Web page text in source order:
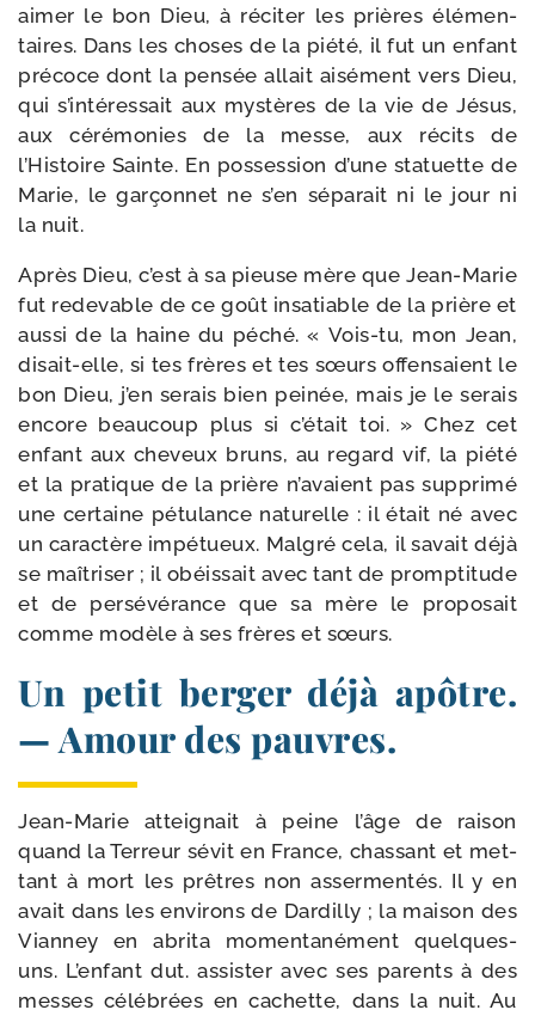
aimer le bon Dieu, à réci­ter les prières élé­men­
taires. Dans les choses de la pié­té, il fut un enfant
pré­coce dont la pen­sée allait aisé­ment vers Dieu,
qui s’intéressait aux mys­tères de la vie de Jésus,
aux céré­mo­nies de la messe, aux récits de
l’Histoire Sainte. En posses­sion d’une sta­tuette de
Marie, le gar­çon­net ne s’en sépa­rait ni le jour ni
la nuit.
Après Dieu, c’est à sa pieuse mère que Jean-​Marie
fut rede­vable de ce goût insa­tiable de la prière et
aus­si de la haine du péché. « Vois-​tu, mon Jean,
disait-​elle, si tes frères et tes sœurs offen­saient le
bon Dieu, j’en serais bien pei­née, mais je le serais
encore beau­coup plus si c’était toi. » Chez cet
enfant aux che­veux bruns, au regard vif, la pié­té
et la pra­tique de la prière n’avaient pas sup­pri­mé
une cer­taine pétu­lance natu­relle : il était né avec
un carac­tère impé­tueux. Malgré cela, il savait déjà
se maî­tri­ser ; il obéis­sait avec tant de promp­ti­tude
et de per­sé­vé­rance que sa mère le pro­po­sait
comme modèle à ses frères et sœurs.
Un petit berger déjà apôtre.
— Amour des pauvres.
Jean-​Marie attei­gnait à peine l’âge de rai­son
quand la Terreur sévit en France, chas­sant et met­
tant à mort les prêtres non asser­mentés. Il y en
avait dans les envi­rons de Dardilly ; la mai­son des
Vianney en abri­ta momen­ta­né­ment quelques-​
uns. L’enfant dut. assis­ter avec ses parents à des
messes célé­brées en cachette, dans la nuit. Au